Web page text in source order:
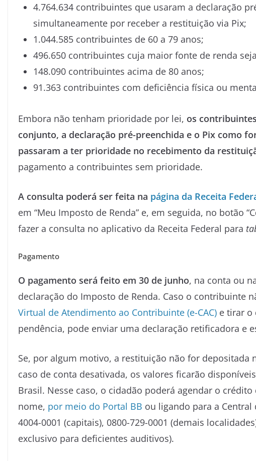
4.764.634 contribuintes que usaram a declaração
simultaneamente por receber a restituição via Pix;
1.044.585 contribuintes de 60 a 79 anos;
496.650 contribuintes cuja maior fonte de renda
148.090 contribuintes acima de 80 anos;
91.363 contribuintes com deficiência física ou
Embora não tenham prioridade por lei, os
conjunto, a declaração pré-preenchida e o Pix como
passaram a ter prioridade no recebimento da
pagamento a contribuintes sem prioridade.
A consulta poderá ser feita na página da Receita
em “Meu Imposto de Renda” e, em seguida, no botão
fazer a consulta no aplicativo da Receita Federal para
Pagamento
O pagamento será feito em 30 de junho, na conta ou
declaração do Imposto de Renda. Caso o contribuinte
Virtual de Atendimento ao Contribuinte (e-CAC) e tirar o
pendência, pode enviar uma declaração retificadora e
Se, por algum motivo, a restituição não for depositada
caso de conta desativada, os valores ficarão
Brasil. Nesse caso, o cidadão poderá agendar o
nome, por meio do Portal BB ou ligando para a
4004-0001 (capitais), 0800-729-0001 (demais
exclusivo para deficientes auditivos).